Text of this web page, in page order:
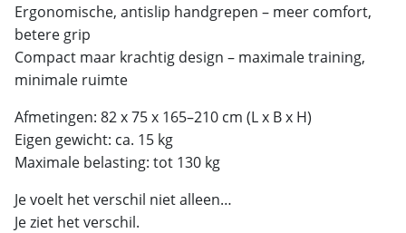
Ergonomische, antislip handgrepen – meer comfort,
betere grip
Compact maar krachtig design – maximale training,
minimale ruimte
Afmetingen: 82 x 75 x 165–210 cm (L x B x H)
Eigen gewicht: ca. 15 kg
Maximale belasting: tot 130 kg
Je voelt het verschil niet alleen…
Je ziet het verschil.